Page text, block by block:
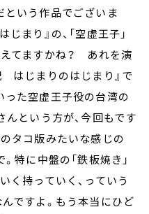
という作品でございま
まり』の、「空虚王子」
えてますかね？ あれを演
じまりのはじまり』で
った空虚王子役の台湾の
んという方が、今回もです
タコ版みたいな感じの
特に中盤の「鉄板焼き」
く持っていく、っていう
ですよ。もう本当にひど